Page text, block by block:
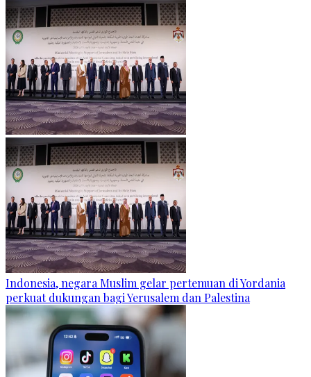
Indonesia, negara Muslim gelar pertemuan di Yordania
perkuat dukungan bagi Yerusalem dan Palestina